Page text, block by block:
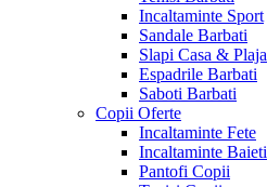
Incaltaminte Sport
Sandale Barbati
Slapi Casa & Plaja
Espadrile Barbati
Saboti Barbati
Copii Oferte
Incaltaminte Fete
Incaltaminte Baieti
Pantofi Copii